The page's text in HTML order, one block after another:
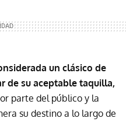
un clásico de
de su aceptable taquilla,
parte del público y la
su destino a lo largo de